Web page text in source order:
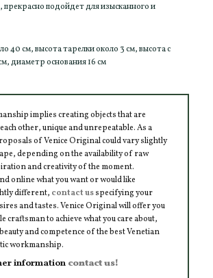
подойдет для изысканного и
40 см, высота тарелки около 3 см, высота с
диаметр основания 16 см
implies creating objects that are
other, unique and unrepeatable. As a
of Venice Original could vary slightly
depending on the availability of raw
and creativity of the moment.
online what you want or would like
different, contact usspecifying your
and tastes. Venice Original will offer you
craftsman to achieve what you care about,
and competence of the best Venetian
workmanship.
information contact us!